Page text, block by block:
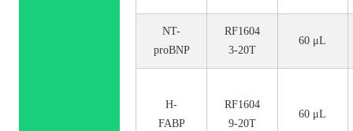
NT-
proBNP
RF1604
3-20T
60 μL
H-
FABP
RF1604
9-20T
60 μL